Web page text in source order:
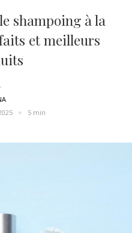
shampoing à la
et meilleurs
5 min